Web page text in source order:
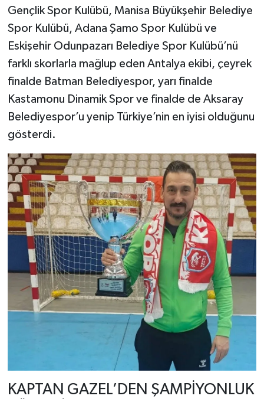
Gençlik Spor Kulübü, Manisa Büyükşehir Belediye
Spor Kulübü, Adana Şamo Spor Kulübü ve
Eskişehir Odunpazarı Belediye Spor Kulübü’nü
farklı skorlarla mağlup eden Antalya ekibi, çeyrek
finalde Batman Belediyespor, yarı finalde
Kastamonu Dinamik Spor ve finalde de Aksaray
Belediyespor’u yenip Türkiye’nin en iyisi olduğunu
gösterdi.
KAPTAN GAZEL’DEN ŞAMPİYONLUK